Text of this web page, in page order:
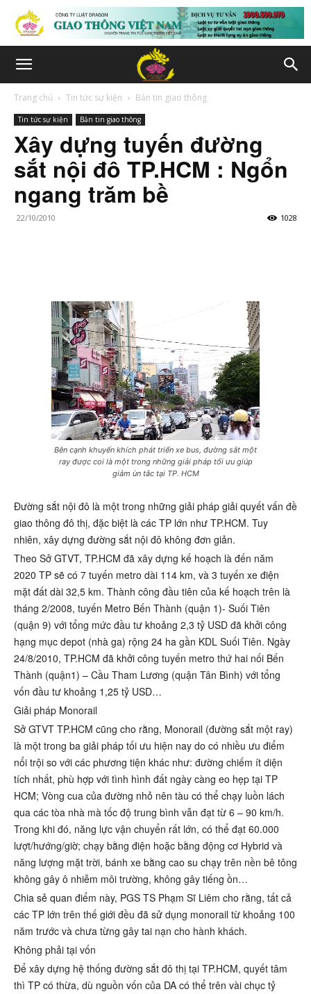
Trang chủ Tin tức sự kiện Bản tin giao thông
Tin tức sự kiện Bản tin giao thông
Xây dựng tuyến đường
sắt nội đô TP.HCM : Ngổn
ngang trăm bề
22/10/2010 1028
Bên cạnh khuyến khích phát triển xe bus, đường sắt một
ray được coi là một trong những giải pháp tối ưu giúp
giảm ùn tắc tại TP. HCM
Đường sắt nội đô là một trong những giải pháp giải quyết vấn đề
giao thông đô thị, đặc biệt là các TP lớn như TP.HCM. Tuy
nhiên, xây dựng đường sắt nội đô không đơn giản.
Theo Sở GTVT, TP.HCM đã xây dựng kế hoạch là đến năm
2020 TP sẽ có 7 tuyến metro dài 114 km, và 3 tuyến xe điện
mặt đất dài 32,5 km. Thành công đầu tiên của kế hoạch trên là
tháng 2/2008, tuyến Metro Bến Thành (quận 1)- Suối Tiên
(quận 9) với tổng mức đầu tư khoảng 2,3 tỷ USD đã khởi công
hạng mục depot (nhà ga) rộng 24 ha gần KDL Suối Tiên. Ngày
24/8/2010, TP.HCM đã khởi công tuyến metro thứ hai nối Bến
Thành (quận1) – Cầu Tham Lương (quận Tân Bình) với tổng
vốn đầu tư khoảng 1,25 tỷ USD…
Giải pháp Monorail
Sở GTVT TP.HCM cũng cho rằng, Monorail (đường sắt một ray)
là một trong ba giải pháp tối ưu hiện nay do có nhiều ưu điểm
nổi trội so với các phương tiện khác như: đường chiếm ít diện
tích nhất, phù hợp với tình hình đất ngày càng eo hẹp tại TP
HCM; Vòng cua của đường nhỏ nên tàu có thể chạy luồn lách
qua các tòa nhà mà tốc độ trung bình vẫn đạt từ 6 – 90 km/h.
Trong khi đó, năng lực vận chuyển rất lớn, có thể đạt 60.000
lượt/hướng/giờ; chạy bằng điện hoặc bằng động cơ Hybrid và
năng lượng mặt trời, bánh xe bằng cao su chạy trên nền bê tông
không gây ô nhiễm môi trường, không gây tiếng ồn…
Chia sẻ quan điểm này, PGS TS Phạm Sĩ Liêm cho rằng, tất cả
các TP lớn trên thế giới đều đã sử dụng monorail từ khoảng 100
năm trước và chưa từng gây tai nạn cho hành khách.
Không phải tại vốn
Để xây dựng hệ thống đường sắt đô thị tại TP.HCM, quyết tâm
thì TP có thừa, dù nguồn vốn của DA có thể trên vài chục tỷ